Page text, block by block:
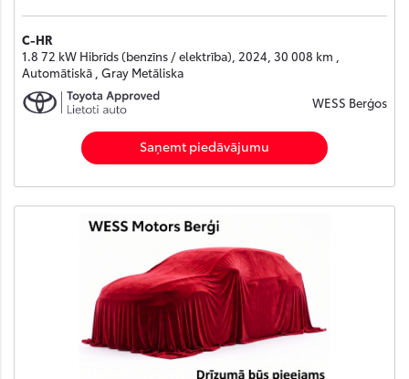
C-HR
1.8 72 kW Hibrīds (benzīns / elektrība), 2024, 30 008 km ,
Automātiskā , Gray Metāliska
WESS Berģos
Saņemt piedāvājumu